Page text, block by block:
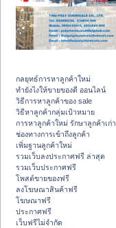
กลยุทธ์การหาลูกค้าใหม่
ทํายังไงให้ขายของดี ออนไลน์
วิธีการหาลูกค้าของ sale
วิธีหาลูกค้ากลุ่มเป้าหมาย
การหาลูกค้าใหม่ รักษาลูกค้าเก่า
ช่องทางการเข้าถึงลูกค้า
เพิ่มฐานลูกค้าใหม่
รวมเว็บลงประกาศฟรี ล่าสุด
รวมเว็บประกาศฟรี
โพสต์ขายของฟรี
ลงโฆษณาสินค้าฟรี
โฆษณาฟรี
ประกาศฟรี
เว็บฟรีไม่จำกัด